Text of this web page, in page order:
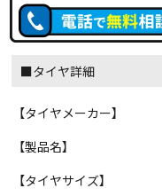
■タイヤ詳細
【タイヤメーカー】
【製品名】
【タイヤサイズ】